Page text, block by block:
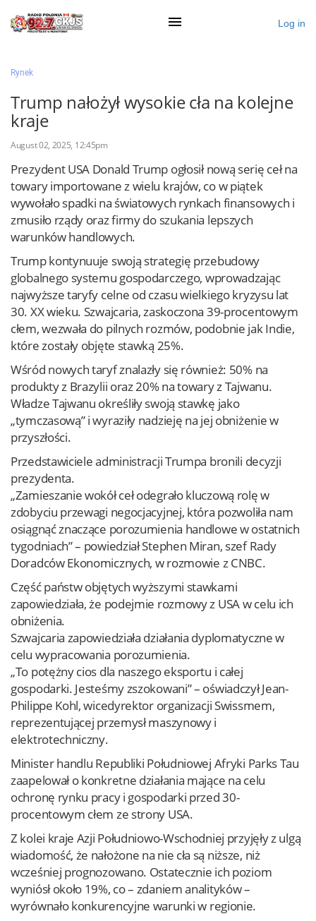
Ogłoś się
Działy
Zaloguj przez Clascal
Log in
Rynek
Trump nałożył wysokie cła na kolejne
kraje
August 02, 2025, 12:45pm
Prezydent USA Donald Trump ogłosił nową serię ceł na
towary importowane z wielu krajów, co w piątek
wywołało spadki na światowych rynkach finansowych i
zmusiło rządy oraz firmy do szukania lepszych
warunków handlowych.
Trump kontynuuje swoją strategię przebudowy
globalnego systemu gospodarczego, wprowadzając
najwyższe taryfy celne od czasu wielkiego kryzysu lat
30. XX wieku. Szwajcaria, zaskoczona 39-procentowym
cłem, wezwała do pilnych rozmów, podobnie jak Indie,
które zostały objęte stawką 25%.
Wśród nowych taryf znalazły się również: 50% na
produkty z Brazylii oraz 20% na towary z Tajwanu.
Władze Tajwanu określiły swoją stawkę jako
„tymczasową” i wyraziły nadzieję na jej obniżenie w
przyszłości.
Przedstawiciele administracji Trumpa bronili decyzji
prezydenta.
„Zamieszanie wokół ceł odegrało kluczową rolę w
zdobyciu przewagi negocjacyjnej, która pozwoliła nam
osiągnąć znaczące porozumienia handlowe w ostatnich
tygodniach” – powiedział Stephen Miran, szef Rady
Doradców Ekonomicznych, w rozmowie z CNBC.
Część państw objętych wyższymi stawkami
zapowiedziała, że podejmie rozmowy z USA w celu ich
obniżenia.
Szwajcaria zapowiedziała działania dyplomatyczne w
celu wypracowania porozumienia.
„To potężny cios dla naszego eksportu i całej
gospodarki. Jesteśmy zszokowani” – oświadczył Jean-
Philippe Kohl, wicedyrektor organizacji Swissmem,
reprezentującej przemysł maszynowy i
elektrotechniczny.
Minister handlu Republiki Południowej Afryki Parks Tau
zaapelował o konkretne działania mające na celu
ochronę rynku pracy i gospodarki przed 30-
procentowym cłem ze strony USA.
Z kolei kraje Azji Południowo-Wschodniej przyjęły z ulgą
wiadomość, że nałożone na nie cła są niższe, niż
wcześniej prognozowano. Ostatecznie ich poziom
wyniósł około 19%, co – zdaniem analityków –
wyrównało konkurencyjne warunki w regionie.